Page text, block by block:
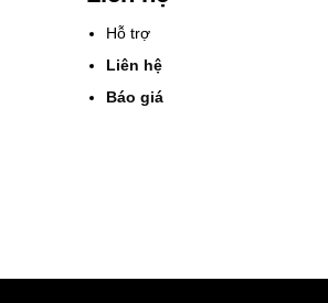
Hỗ trợ
Liên hệ
Báo giá